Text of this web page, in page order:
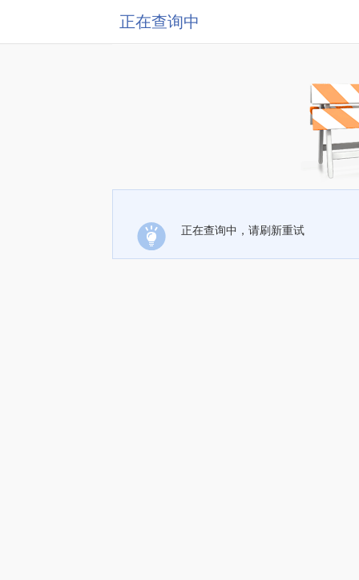
正在查询中
正在查询中，请刷新重试